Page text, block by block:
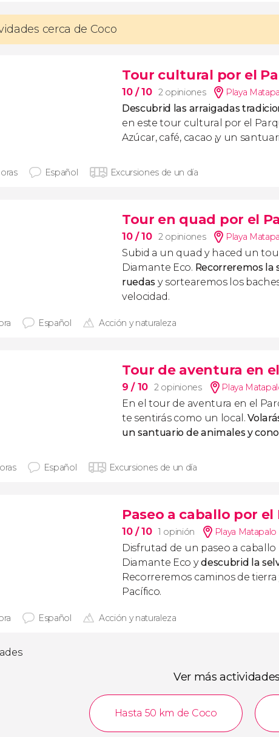
cerca de Coco
Tour cultural por el
10/ 10 2 opiniones Playa
Descubrid las arraigadas
en este tour cultural por el
Azúcar, café, cacao ¡y un
Español Excursiones de un día
Tour en quad por el
10/ 10 2 opiniones Playa
Subid a un quad y haced un
Diamante Eco. Recorreremos la
ruedas y sortearemos los
velocidad.
Español Acción y naturaleza
Tour de aventura en
9/ 10 2 opiniones Playa
En el tour de aventura en el
te sentirás como un local.
un santuario de animales y
Español Excursiones de un día
Paseo a caballo por
10/ 10 1 opinión Playa Matapalo
Disfrutad de un paseo a
Diamante Eco ydescubrid la
Recorreremos caminos de tierra
Pacífico.
Español Acción y naturaleza
Ver más actividades
Hasta 50 km de Coco